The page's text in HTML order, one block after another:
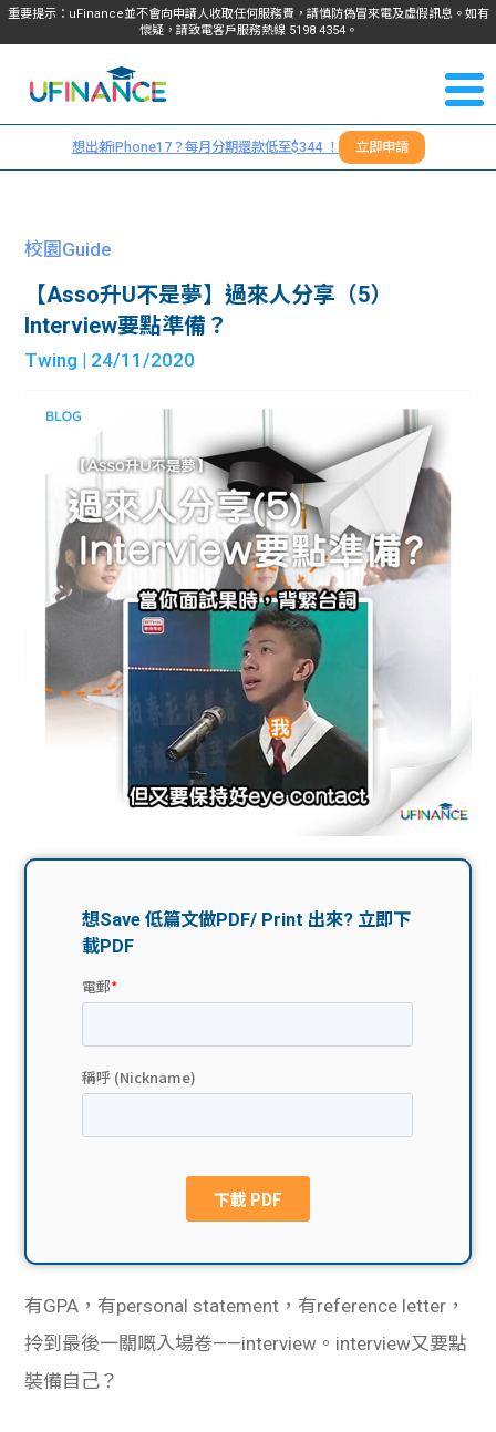
重要提示：uFinance並不會向申請人收取任何服務費，請慎防偽冒來電及虛假訊息。如有
懷疑，請致電客戶服務熱線 5198 4354。
我們
服務
貸款
計算
機
學生
故事
分享
大學
貸款
網上
私人
貸款
Blog
大專
生筍
工推
搵工
Gui
ge
校園
Gui
理財
常見
問題
學生
福利
uFina
nce
校園
聯絡
我們
們
＋
想出新iPhone17？每月分期還款低至$344 ！ 立即申請
校園Guide
【Asso升U不是夢】過來人分享（5）
Interview要點準備？
Twing | 24/11/2020
有GPA，有personal statement，有reference letter，
拎到最後一關嘅入場卷——interview。interview又要點
裝備自己？